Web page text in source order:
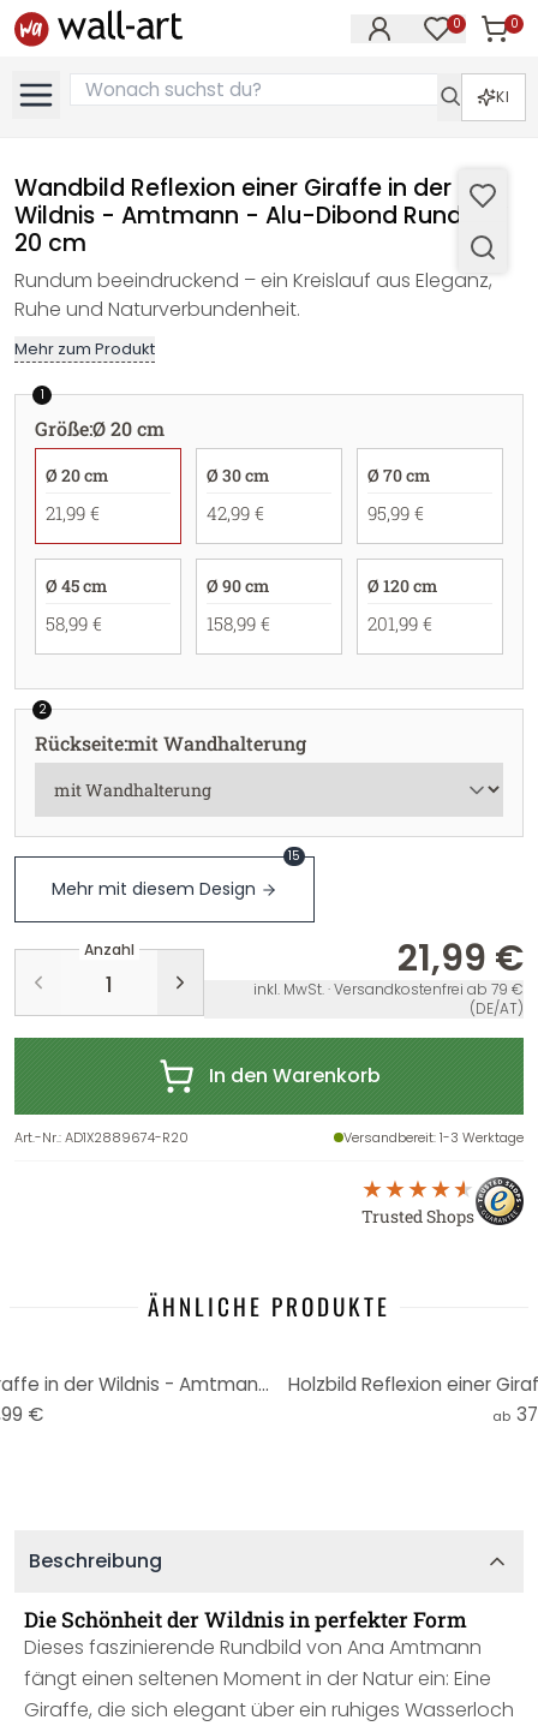
0 0
KI
Wandbild Reflexion einer Giraffe in der
Wildnis - Amtmann - Alu-Dibond Rund - Ø
20 cm
Rundum beeindruckend – ein Kreislauf aus Eleganz,
Ruhe und Naturverbundenheit.
Mehr zum Produkt
1
Größe:Ø 20 cm
Ø 20 cm
21,99 €
Ø 30 cm
42,99 €
Ø 70 cm
95,99 €
Ø 45 cm
58,99 €
Ø 90 cm
158,99 €
Ø 120 cm
201,99 €
2
Rückseite:mit Wandhalterung
Mehr mit diesem Design
15
Anzahl 21,99 €
inkl. MwSt. · Versandkostenfrei ab 79 €
(DE/AT)
In den Warenkorb
Art.-Nr.:AD1X2889674-R20 Versandbereit: 1-3 Werktage
Trusted Shops
ÄHNLICHE PRODUKTE
Tier Poster | Reflexion einer Giraffe in der Wildnis - Amtmann - Rund
€
Holzbild Reflexion einer
ab
Beschreibung
Die Schönheit der Wildnis in perfekter Form
Dieses faszinierende Rundbild von Ana Amtmann
fängt einen seltenen Moment in der Natur ein: Eine
Giraffe, die sich elegant über ein ruhiges Wasserloch